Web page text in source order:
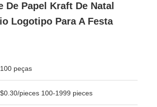
De Papel Kraft De Natal
Logotipo Para A Festa
100 peças
$0.30/pieces 100-1999 pieces